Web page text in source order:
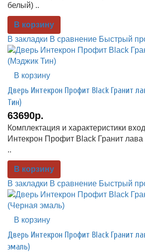
белый) ..
В корзину
В закладки В сравнение Быстрый
В корзину
Дверь Интекрон Профит Black Гранит
Тин)
63690р.
Комплектация и характеристики
Интекрон Профит Black Гранит
..
В корзину
В закладки В сравнение Быстрый
В корзину
Дверь Интекрон Профит Black Гранит
эмаль)